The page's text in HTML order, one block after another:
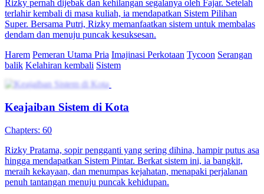
(Sulih suara) Dengan Sistem, Aku Besarkan Putriku
Chapters: 73
dihadapkan pada 5 putri yang membencinya karena perbuatannya.
hidup nyaman bersama putrinya. Suatu hari, para ibu dari kelima
putrinya datang mencarinya, dan mereka punya latar belakang yang
luar biasa! Diadaptasi dari novel Fanqie "Punya Lima Anak Lucu,
Aku Andalkan Sistem untuk Menembus Dinasti," penulis [Ping